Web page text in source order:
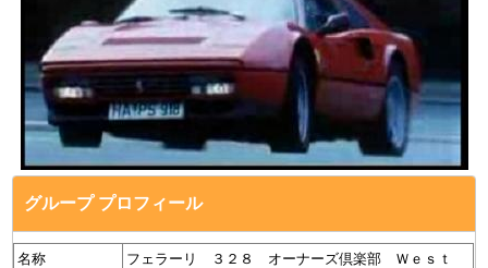
グループ プロフィール
名称
フェラーリ ３２８ オーナーズ倶楽部 Ｗｅｓｔ